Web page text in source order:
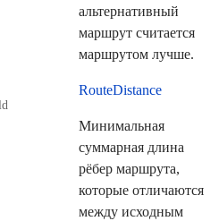
альтернативный
маршрут считается
маршрутом лучше.
RouteDistance
Минимальная
суммарная длина
рёбер маршрута,
которые отличаются
между исходным